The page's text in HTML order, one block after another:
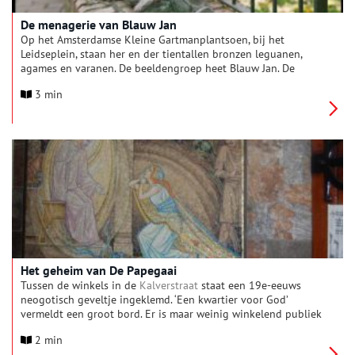
De menagerie van Blauw Jan
Op het Amsterdamse Kleine Gartmanplantsoen, bij het
Leidseplein, staan her en der tientallen bronzen leguanen,
agames en varanen. De beeldengroep heet Blauw Jan. De
Westerhof, oftewel Blauw Jan.
3 min
Het geheim van De Papegaai
Tussen de winkels in de Kalverstraat staat een 19e-eeuws
neogotisch geveltje ingeklemd. ‘Een kwartier voor God’
vermeldt een groot bord. Er is maar weinig winkelend publiek
Terwijl ook voor niet-gelovigen een bezoek aan De Papegaai
2 min